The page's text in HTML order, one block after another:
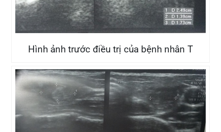
Điển hình ở bệnh nhân Đỗ Phương T, 15 tuổi gặp
tình trạng đau, căng tức cổ đến khám tại Bệnh
viện đa khoa quốc tế Hải Phòng. Qua thăm khám
và hình ảnh siêu âm cho thấy, bệnh nhân có nang
3ml. Bệnh nhân được thực hiện phương pháp hút
dịch và tiêm Ethanol tuyệt đối dưới hướng dẫn
siêu âm; hút ra 3,5ml dịch máu kèm máu đông
trong nang giáp; bơm cồn tuyệt đối vào nang. Kết
quả điều trị sau 1 tháng, khối nang vùng cổ, cảm